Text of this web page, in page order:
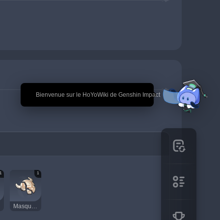
🎉 Bienvenue sur le HoYoWiki de Genshin Impact
1